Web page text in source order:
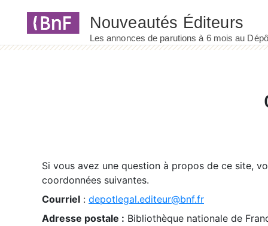
Si vous avez une question à propos de ce site,
coordonnées suivantes.
Courriel : depotlegal.editeur@bnf.fr
Adresse postale : Bibliothèque nationale de